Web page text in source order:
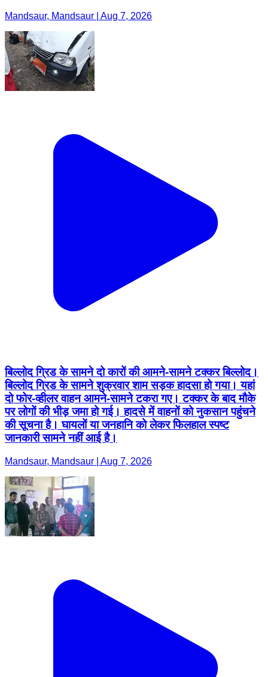
Mandsaur, Mandsaur | Aug 7, 2026
बिल्लोद ग्रिड के सामने दो कारों की आमने-सामने टक्कर बिल्लोद।
बिल्लोद ग्रिड के सामने शुक्रवार शाम सड़क हादसा हो गया। यहां
दो फोर-व्हीलर वाहन आमने-सामने टकरा गए। टक्कर के बाद मौके
पर लोगों की भीड़ जमा हो गई। हादसे में वाहनों को नुकसान पहुंचने
की सूचना है। घायलों या जनहानि को लेकर फिलहाल स्पष्ट
जानकारी सामने नहीं आई है।
Mandsaur, Mandsaur | Aug 7, 2026